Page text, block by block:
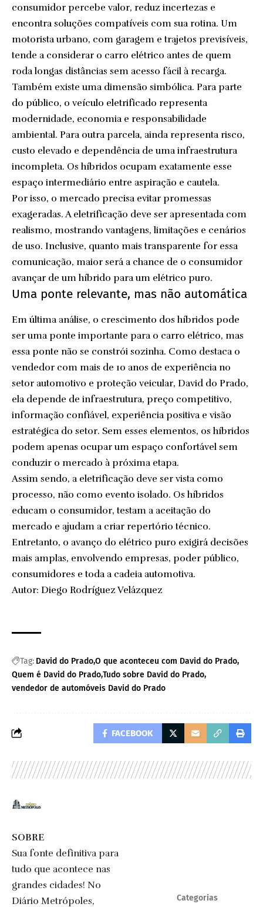
consumidor percebe valor, reduz incertezas e
encontra soluções compatíveis com sua rotina. Um
motorista urbano, com garagem e trajetos previsíveis,
tende a considerar o carro elétrico antes de quem
roda longas distâncias sem acesso fácil à recarga.
Também existe uma dimensão simbólica. Para parte
do público, o veículo eletrificado representa
modernidade, economia e responsabilidade
ambiental. Para outra parcela, ainda representa risco,
custo elevado e dependência de uma infraestrutura
incompleta. Os híbridos ocupam exatamente esse
espaço intermediário entre aspiração e cautela.
Por isso, o mercado precisa evitar promessas
exageradas. A eletrificação deve ser apresentada com
realismo, mostrando vantagens, limitações e cenários
de uso. Inclusive, quanto mais transparente for essa
comunicação, maior será a chance de o consumidor
avançar de um híbrido para um elétrico puro.
Uma ponte relevante, mas não automática
Em última análise, o crescimento dos híbridos pode
ser uma ponte importante para o carro elétrico, mas
essa ponte não se constrói sozinha. Como destaca o
vendedor com mais de 10 anos de experiência no
setor automotivo e proteção veicular, David do Prado,
ela depende de infraestrutura, preço competitivo,
informação confiável, experiência positiva e visão
estratégica do setor. Sem esses elementos, os híbridos
podem apenas ocupar um espaço confortável sem
conduzir o mercado à próxima etapa.
Assim sendo, a eletrificação deve ser vista como
processo, não como evento isolado. Os híbridos
educam o consumidor, testam a aceitação do
mercado e ajudam a criar repertório técnico.
Entretanto, o avanço do elétrico puro exigirá decisões
mais amplas, envolvendo empresas, poder público,
consumidores e toda a cadeia automotiva.
Autor: Diego Rodríguez Velázquez
Tag: David do PradoO que aconteceu com David do Prado
Quem é David do PradoTudo sobre David do Prado
vendedor de automóveis David do Prado
FACEBOOK
SOBRE
Sua fonte definitiva para
tudo que acontece nas
grandes cidades! No
Diário Metrópoles,
Categorias